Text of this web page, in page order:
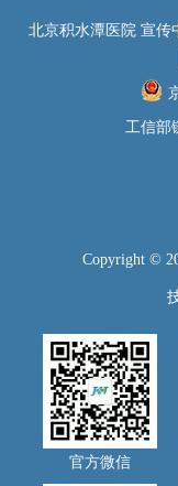
北京积水潭医院 宣传
工信部
Copyright ©
官方微信